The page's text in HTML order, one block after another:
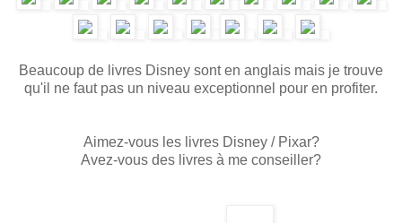
Beaucoup de livres Disney sont en anglais mais je trouve
qu'il ne faut pas un niveau exceptionnel pour en profiter.
Aimez-vous les livres Disney / Pixar?
Avez-vous des livres à me conseiller?